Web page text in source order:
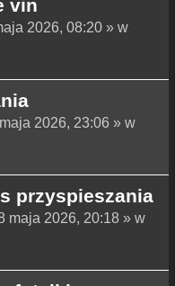
vin
2026, 08:20 » w
2026, 23:06 » w
przyspieszania
maja 2026, 20:18 » w